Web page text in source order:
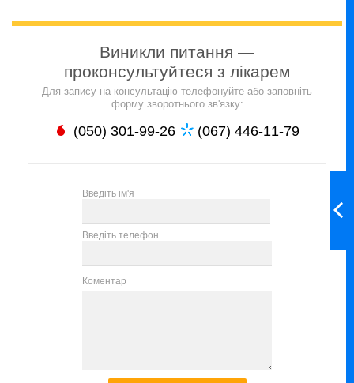
Виникли питання —
проконсультуйтеся з лікарем
Для запису на консультацію телефонуйте або заповніть
форму зворотнього зв'язку:
(050) 301-99-26 (067) 446-11-79
Введіть ім'я
Введіть телефон
Коментар